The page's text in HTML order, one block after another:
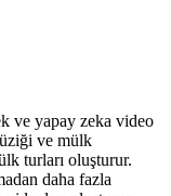
ve yapay zeka video
ve mülk
turları oluşturur.
daha fazla